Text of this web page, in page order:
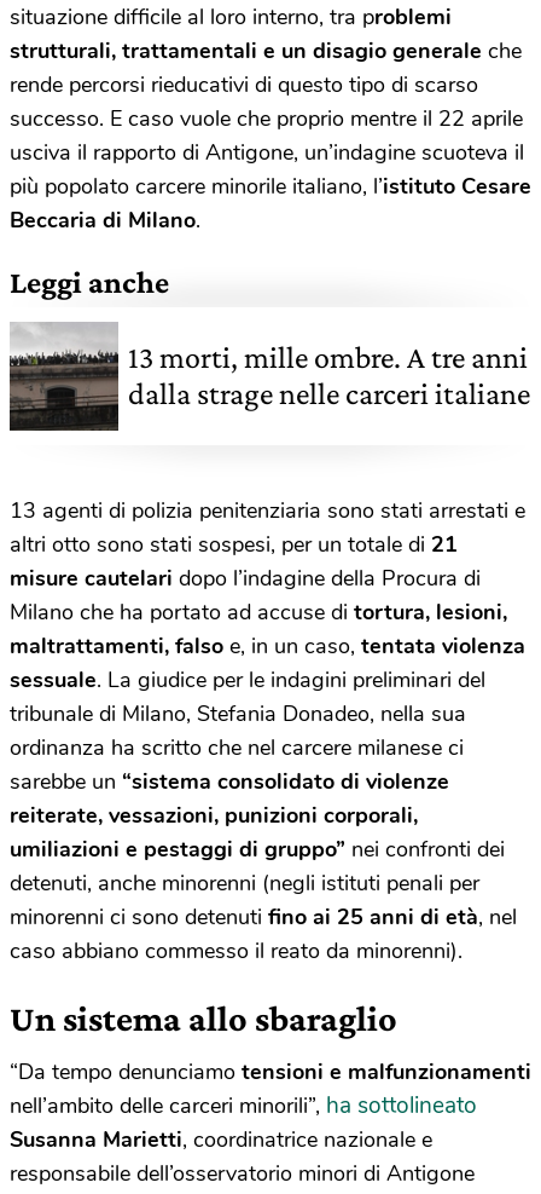
situazione difficile al loro interno, tra problemi
strutturali, trattamentali e un disagio generale che
rende percorsi rieducativi di questo tipo di scarso
successo. E caso vuole che proprio mentre il 22 aprile
usciva il rapporto di Antigone, un’indagine scuoteva il
più popolato carcere minorile italiano, l’istituto Cesare
Beccaria di Milano.
Leggi anche
13 morti, mille ombre. A tre anni
dalla strage nelle carceri italiane
13 agenti di polizia penitenziaria sono stati arrestati e
altri otto sono stati sospesi, per un totale di 21
misure cautelari dopo l’indagine della Procura di
Milano che ha portato ad accuse di tortura, lesioni,
maltrattamenti, falso e, in un caso, tentata violenza
sessuale. La giudice per le indagini preliminari del
tribunale di Milano, Stefania Donadeo, nella sua
ordinanza ha scritto che nel carcere milanese ci
sarebbe un “sistema consolidato di violenze
reiterate, vessazioni, punizioni corporali,
umiliazioni e pestaggi di gruppo” nei confronti dei
detenuti, anche minorenni (negli istituti penali per
minorenni ci sono detenuti fino ai 25 anni di età, nel
caso abbiano commesso il reato da minorenni).
Un sistema allo sbaraglio
“Da tempo denunciamo tensioni e malfunzionamenti
nell’ambito delle carceri minorili”, ha sottolineato
Susanna Marietti, coordinatrice nazionale e
responsabile dell’osservatorio minori di Antigone